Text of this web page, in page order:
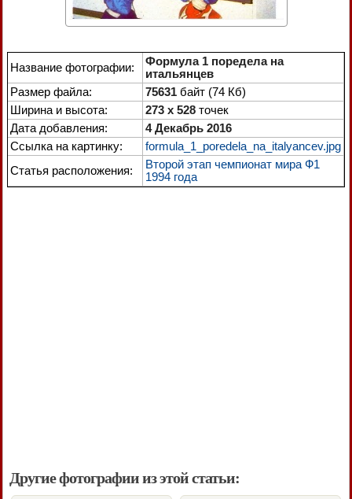
Название фотографии:
Формула 1 поредела на
итальянцев
Размер файла:
75631 байт (74 Кб)
Ширина и высота:
273 x 528 точек
Дата добавления:
4 Декабрь 2016
Ссылка на картинку:
formula_1_poredela_na_italyancev.jpg
Статья расположения:
Второй этап чемпионат мира Ф1
1994 года
Другие фотографии из этой статьи: